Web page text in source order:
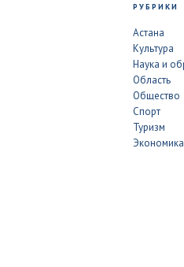
РУБРИКИ
Астана
Культура
Наука и
Область
Общество
Спорт
Туризм
Экономика